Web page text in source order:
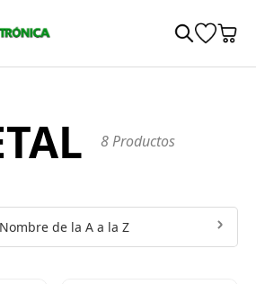
8 Productos
Nombre de la A a la Z